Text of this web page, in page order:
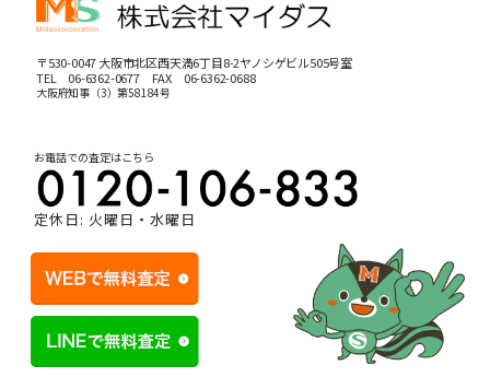
〒530-0047 大阪市北区西天満6丁目8-2ヤノシゲビル505号室
TEL 06-6362-0677FAX 06-6362-0688
大阪府知事（3）第58184号
お電話での査定はこちら
定休日: 火曜日・水曜日